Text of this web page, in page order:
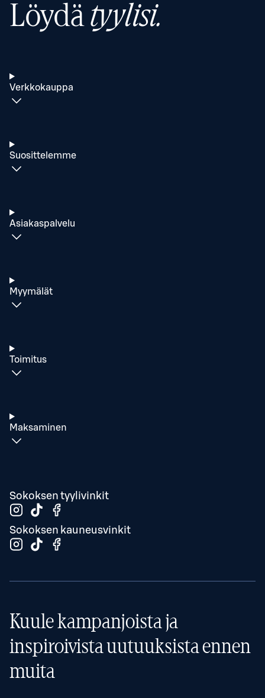
Löydätyylisi.
Verkkokauppa
Suosittelemme
Asiakaspalvelu
Myymälät
Toimitus
Maksaminen
Sokoksen tyylivinkit
Sokoksen kauneusvinkit
Kuule kampanjoista ja
inspiroivista uutuuksista ennen
muita